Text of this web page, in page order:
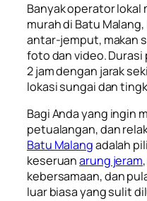
Banyak operator lokal
murah di Batu
antar-jemput, makan
foto dan video. Durasi
2 jam dengan jarak
lokasi sungai dan
Bagi Anda yang ingin
petualangan, dan
Batu Malangadalah
keseruanarung jeram
kebersamaan, dan
luar biasa yang sulit